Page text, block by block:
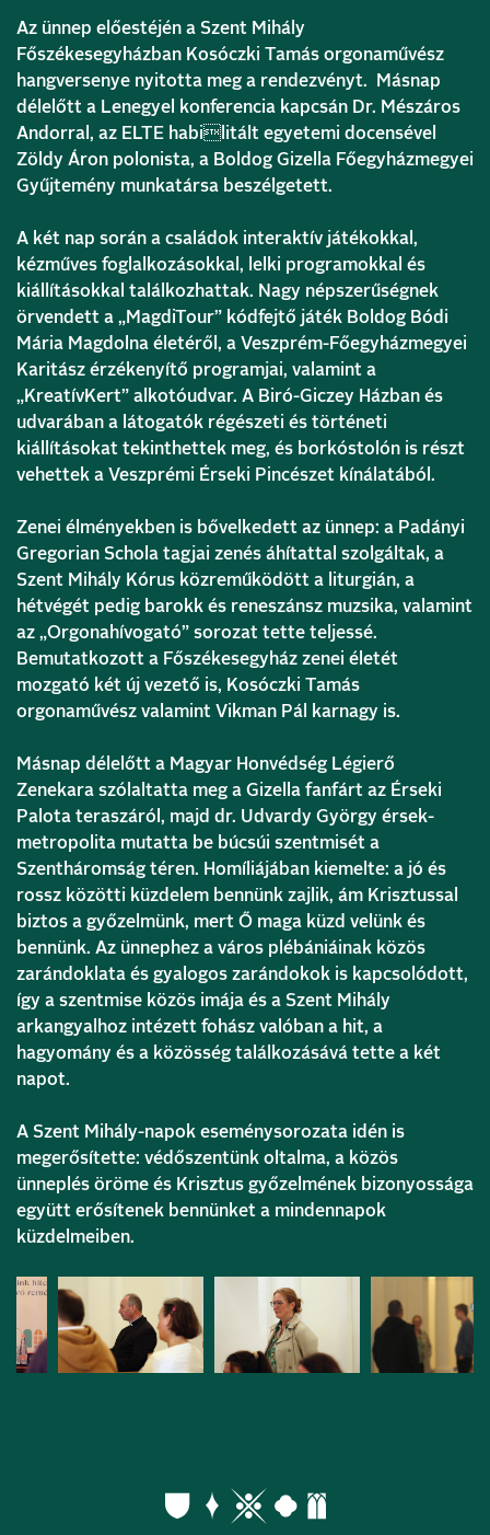
Az ünnep előestéjén a Szent Mihály
Főszékesegyházban Kosóczki Tamás orgonaművész
hangversenye nyitotta meg a rendezvényt. Másnap
délelőtt a Lenegyel konferencia kapcsán Dr. Mészáros
Andorral, az ELTE habilitált egyetemi docensével
Zöldy Áron polonista, a Boldog Gizella Főegyházmegyei
Gyűjtemény munkatársa beszélgetett.
A két nap során a családok interaktív játékokkal,
kézműves foglalkozásokkal, lelki programokkal és
kiállításokkal találkozhattak. Nagy népszerűségnek
örvendett a „MagdiTour” kódfejtő játék Boldog Bódi
Mária Magdolna életéről, a Veszprém-Főegyházmegyei
Karitász érzékenyítő programjai, valamint a
„KreatívKert” alkotóudvar. A Biró-Giczey Házban és
udvarában a látogatók régészeti és történeti
kiállításokat tekinthettek meg, és borkóstolón is részt
vehettek a Veszprémi Érseki Pincészet kínálatából.
Zenei élményekben is bővelkedett az ünnep: a Padányi
Gregorian Schola tagjai zenés áhítattal szolgáltak, a
Szent Mihály Kórus közreműködött a liturgián, a
hétvégét pedig barokk és reneszánsz muzsika, valamint
az „Orgonahívogató” sorozat tette teljessé.
Bemutatkozott a Főszékesegyház zenei életét
mozgató két új vezető is, Kosóczki Tamás
orgonaművész valamint Vikman Pál karnagy is.
Másnap délelőtt a Magyar Honvédség Légierő
Zenekara szólaltatta meg a Gizella fanfárt az Érseki
Palota teraszáról, majd dr. Udvardy György érsek-
metropolita mutatta be búcsúi szentmisét a
Szentháromság téren. Homíliájában kiemelte: a jó és
rossz közötti küzdelem bennünk zajlik, ám Krisztussal
biztos a győzelmünk, mert Ő maga küzd velünk és
bennünk. Az ünnephez a város plébániáinak közös
zarándoklata és gyalogos zarándokok is kapcsolódott,
így a szentmise közös imája és a Szent Mihály
arkangyalhoz intézett fohász valóban a hit, a
hagyomány és a közösség találkozásává tette a két
napot.
A Szent Mihály-napok eseménysorozata idén is
megerősítette: védőszentünk oltalma, a közös
ünneplés öröme és Krisztus győzelmének bizonyossága
együtt erősítenek bennünket a mindennapok
küzdelmeiben.